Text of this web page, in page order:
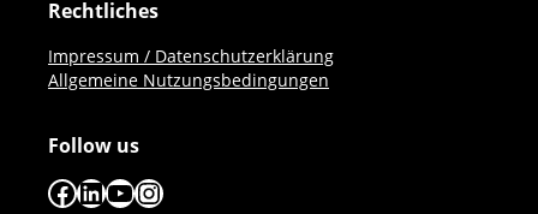
Rechtliches
Impressum / Datenschutzerklärung
Allgemeine Nutzungsbedingungen
Follow us
Facebook
LinkedIn
YouTube
Instagram